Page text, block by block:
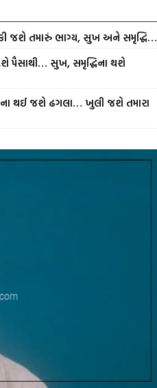
જશે તમારું ભાગ્ય, સુખ અને સમૃદ્ધિ…
પૈસાથી… સુખ, સમૃદ્ધિના થશે
થઈ જશે ઢગલા… ખુલી જશે તમારા